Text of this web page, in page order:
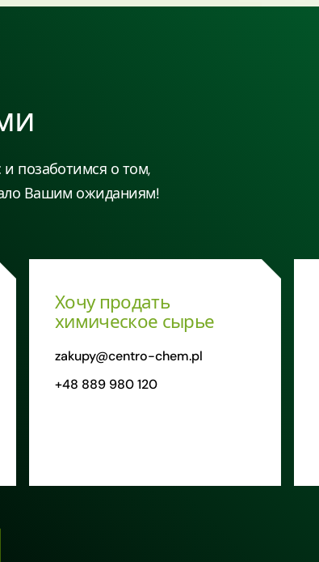
позаботимся о том,
Вашим ожиданиям!
Хочу продать
химическое сырье
zakupy@centro-chem.pl
+48 889 980 120